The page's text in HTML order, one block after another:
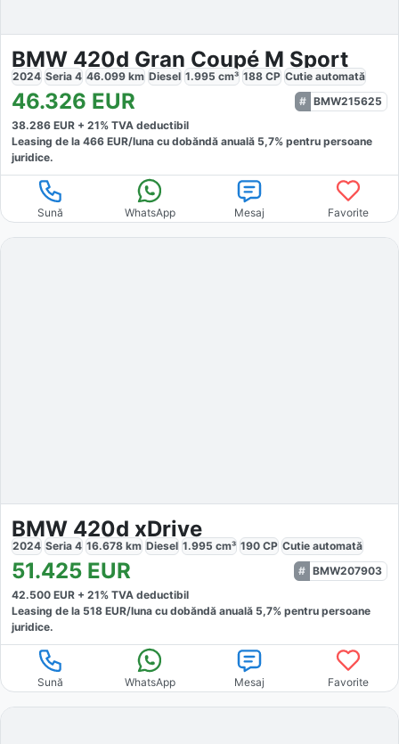
BMW 420d Gran Coupé M Sport
2024 Seria 4 46.099 km Diesel 1.995 cm³ 188 CP Cutie automată
46.326 EUR
BMW215625
38.286 EUR + 21% TVA deductibil
Leasing de la 466 EUR/luna cu dobăndă anuală 5,7% pentru persoane
juridice.
Sună WhatsApp Mesaj Favorite
BMW 420d xDrive
2024 Seria 4 16.678 km Diesel 1.995 cm³ 190 CP Cutie automată
51.425 EUR
BMW207903
42.500 EUR + 21% TVA deductibil
Leasing de la 518 EUR/luna cu dobăndă anuală 5,7% pentru persoane
juridice.
Sună WhatsApp Mesaj Favorite